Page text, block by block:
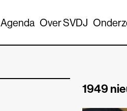
Agenda Over SVDJ
1949